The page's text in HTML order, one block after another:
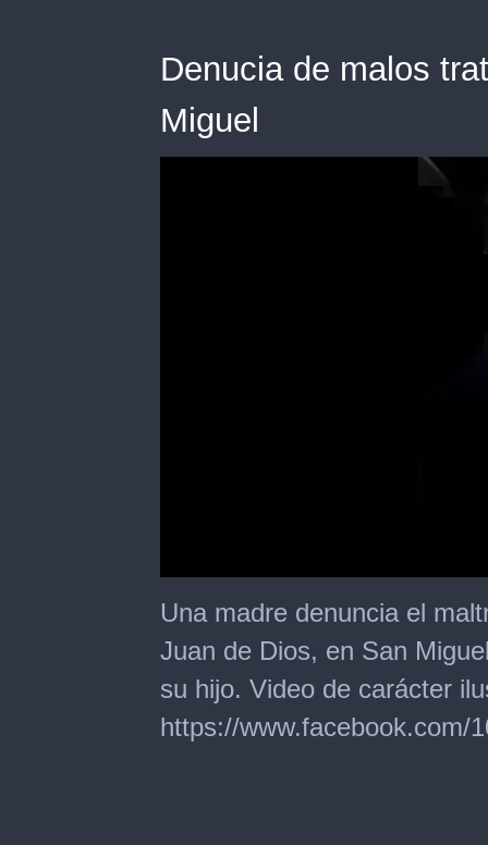
Denucia de malos
Miguel
seconds
of
seconds
Una madre denuncia el
Juan de Dios, en San
su hijo. Video de carácter
https://www.facebook.com/